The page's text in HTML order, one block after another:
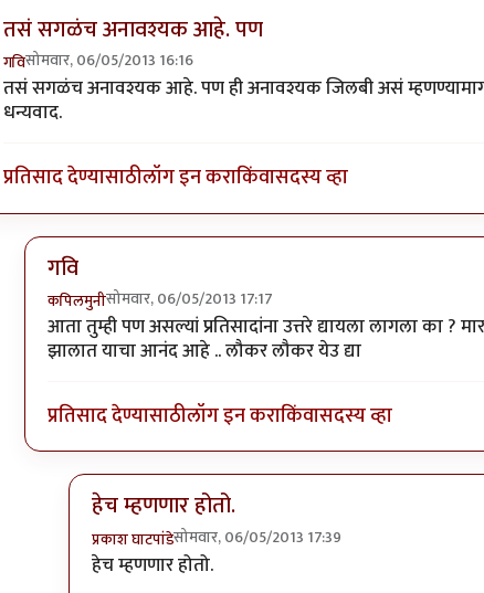
तसं सगळंच अनावश्यक आहे. पण
गविसोमवार, 06/05/2013 16:16
In reply toसर्वानाच नक्किच फार चवदार वाटेल अशी सुरेख...by
तसं सगळंच अनावश्यक आहे. पण ही अनावश्यक जिलबी असं
धन्यवाद.
प्रतिसाद देण्यासाठीलॉग इन कराकिंवासदस्य व्हा
गवि
कपिलमुनीसोमवार, 06/05/2013 17:17
In reply toतसं सगळंच अनावश्यक आहे. पणbyगवि
आता तुम्ही पण असल्यां प्रतिसादांना उत्तरे द्यायला लागला का ?
झालात याचा आनंद आहे .. लौकर लौकर येउ द्या
प्रतिसाद देण्यासाठीलॉग इन कराकिंवासदस्य व्हा
हेच म्हणणार होतो.
प्रकाश घाटपांडेसोमवार, 06/05/2013 17:39
In reply toगविby
हेच म्हणणार होतो.